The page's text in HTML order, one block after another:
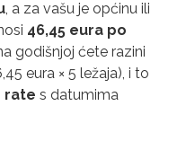
, a za vašu je općinu ili
46,45 eura po
godišnjoj ćete razini
eura × 5 ležaja), i to
rate s datumima